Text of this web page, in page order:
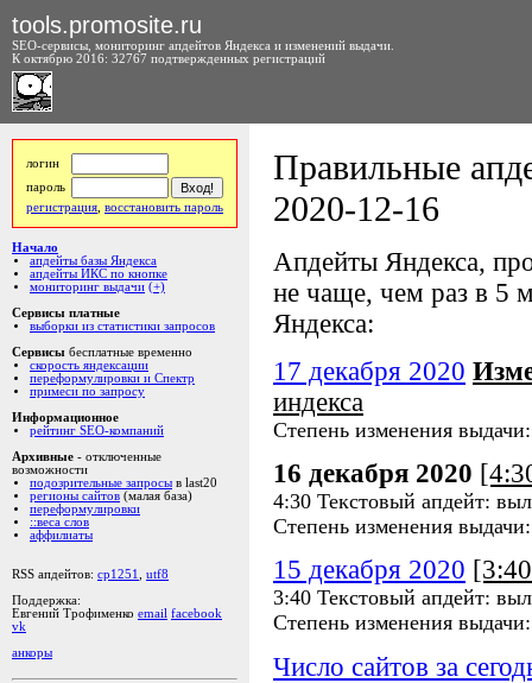
tools.promosite.ru
SEO-сервисы, мониторинг апдейтов Яндекса и изменений выдачи.
К октябрю 2016: 32767 подтвержденных регистраций
логин
пароль
регистрация восстановить пароль
Начало
апдейты базы Яндекса
апдейты ИКС по кнопке
мониторинг выдачи (+)
Сервисы платные
выборки из статистики запросов
Сервисы бесплатные временно
скорость яндексации
переформулировки и Спектр
примеси по запросу
Информационное
рейтинг SEO-компаний
Архивные - отключенные
возможности
подозрительные запросы в last20
регионы сайтов (малая база)
переформулировки
::веса слов
аффилиаты
RSS апдейтов: cp1251
utf8
Поддержка:
Евгений Трофименко email facebook
vk
анкоры
Правильные
2020-12-16
Апдейты Яндекса,
не чаще, чем раз в 5
Яндекса:
17 декабря 2020
индекса
Степень изменения
16 декабря 2020
4:30 Текстовый апдейт:
Степень изменения
15 декабря 2020
3:40 Текстовый апдейт:
Степень изменения
Число сайтов за